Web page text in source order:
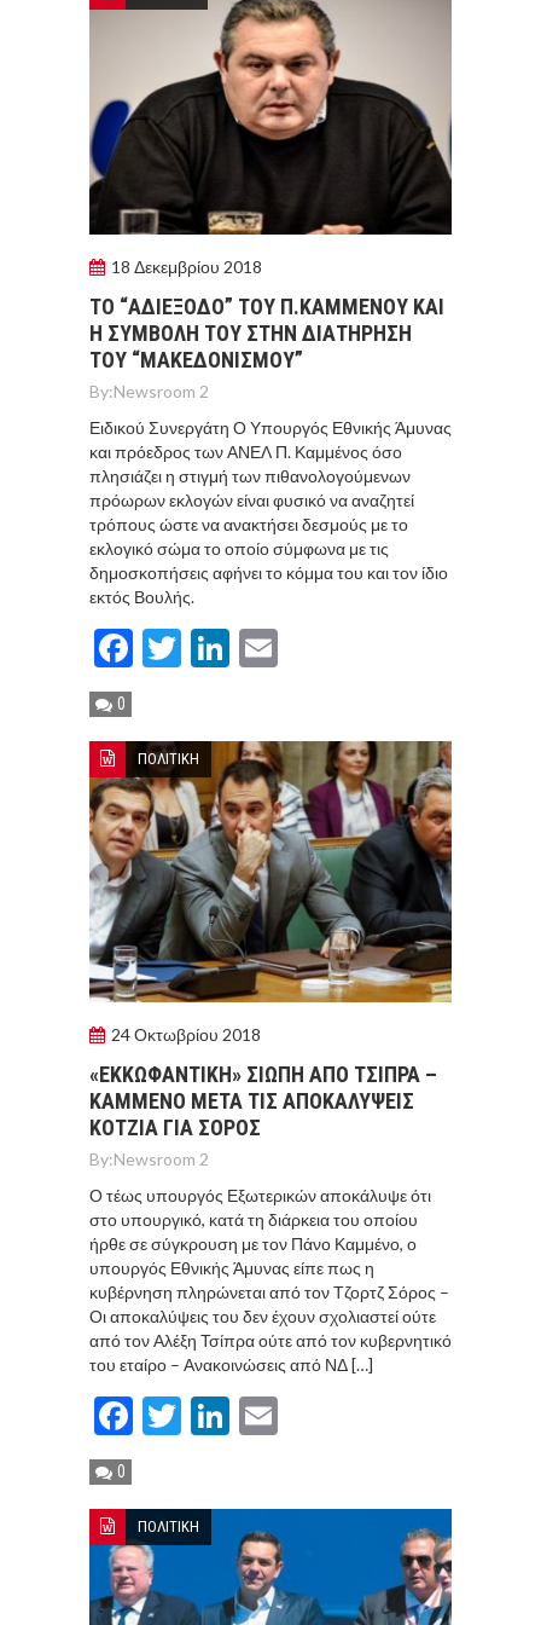
18 Δεκεμβρίου 2018
ΤΟ “ΑΔΙΕΞΟΔΟ” ΤΟΥ Π.ΚΑΜΜΕΝΟΥ ΚΑΙ
Η ΣΥΜΒΟΛΗ ΤΟΥ ΣΤΗΝ ΔΙΑΤΗΡΗΣΗ
ΤΟΥ “ΜΑΚΕΔΟΝΙΣΜΟΥ”
By:Newsroom 2
Ειδικού Συνεργάτη Ο Υπουργός Εθνικής Άμυνας
και πρόεδρος των ΑΝΕΛ Π. Καμμένος όσο
πλησιάζει η στιγμή των πιθανολογούμενων
πρόωρων εκλογών είναι φυσικό να αναζητεί
τρόπους ώστε να ανακτήσει δεσμούς με το
εκλογικό σώμα το οποίο σύμφωνα με τις
δημοσκοπήσεις αφήνει το κόμμα του και τον ίδιο
εκτός Βουλής.
Facebook
TwitterLinkedIn
0
ΠΟΛΙΤΙΚΗ
24 Οκτωβρίου 2018
«ΕΚΚΩΦΑΝΤΙΚΗ» ΣΙΩΠΗ ΑΠΟ ΤΣΙΠΡΑ –
ΚΑΜΜΕΝΟ ΜΕΤΑ ΤΙΣ ΑΠΟΚΑΛΥΨΕΙΣ
ΚΟΤΖΙΑ ΓΙΑ ΣΟΡΟΣ
By:Newsroom 2
Ο τέως υπουργός Εξωτερικών αποκάλυψε ότι
στο υπουργικό, κατά τη διάρκεια του οποίου
ήρθε σε σύγκρουση με τον Πάνο Καμμένο, ο
υπουργός Εθνικής Άμυνας είπε πως η
κυβέρνηση πληρώνεται από τον Τζορτζ Σόρος –
Οι αποκαλύψεις του δεν έχουν σχολιαστεί ούτε
από τον Αλέξη Τσίπρα ούτε από τον κυβερνητικό
του εταίρο – Ανακοινώσεις από ΝΔ […]
Facebook
TwitterLinkedIn
0
ΠΟΛΙΤΙΚΗ